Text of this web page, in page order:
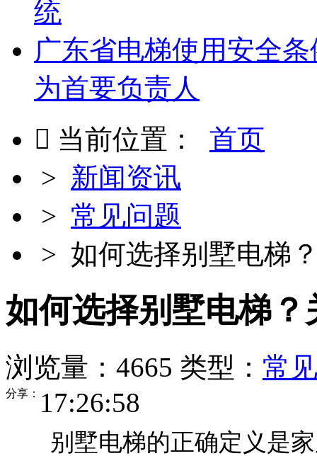
统
广东省电梯使用安全
为首要负责人
 当前位置： 首页
> 新闻资讯
> 常见问题
> 如何选择别墅电梯
如何选择别墅电梯？
浏览量：4665 类型： 常
17:26:58
分享：
别墅电梯的正确定义是家